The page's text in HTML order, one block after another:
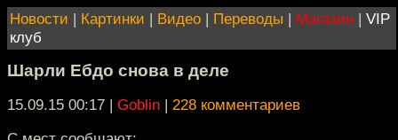
Новости | Картинки | Видео | Переводы | Магазин | VIP
клуб
Шарли Ебдо снова в деле
15.09.15 00:17 | Goblin | 228 комментариев